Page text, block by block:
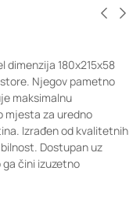
dimenzija 180x215x58
Njegov pametno
maksimalnu
mjesta za uredno
Izrađen od kvalitetnih
Dostupan uz
čini izuzetno